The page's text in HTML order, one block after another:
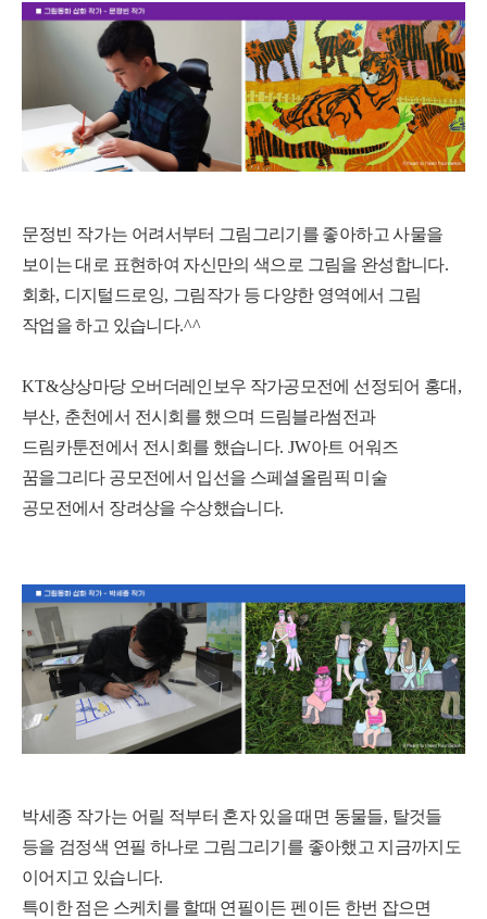
문정빈 작가는 어려서부터 그림그리기를 좋아하고 사물을
보이는 대로 표현하여 자신만의 색으로 그림을 완성합니다.
회화, 디지털드로잉, 그림작가 등 다양한 영역에서 그림
작업을 하고 있습니다.^^
KT&상상마당 오버더레인보우 작가공모전에 선정되어 홍대 ,
부산, 춘천에서 전시회를 했으며 드림블라썸전과
드림카툰전에서 전시회를 했습니다. JW아트 어워즈
꿈을그리다 공모전에서 입선을 스페셜올림픽 미술
공모전에서 장려상을 수상했습니다.
박세종 작가는 어릴 적부터 혼자 있을 때면 동물들, 탈것들
등을 검정색 연필 하나로 그림그리기를 좋아했고 지금까지도
이어지고 있습니다.
특이한 점은 스케치를 할때 연필이든 펜이든 한번 잡으면